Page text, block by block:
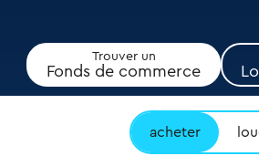
Trouver un
Fonds de commerce
acheter